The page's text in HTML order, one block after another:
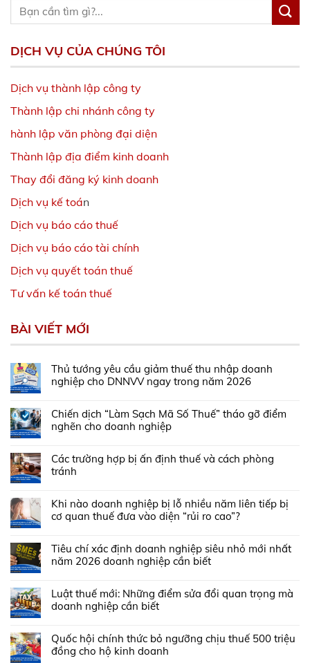
DỊCH VỤ CỦA CHÚNG TÔI
Dịch vụ thành lập công ty
Thành lập chi nhánh công ty
hành lập văn phòng đại diện
Thành lập địa điểm kinh doanh
Thay đổi đăng ký kinh doanh
Dịch vụ kế toán
Dịch vụ báo cáo thuế
Dịch vụ báo cáo tài chính
Dịch vụ quyết toán thuế
Tư vấn kế toán thuế
BÀI VIẾT MỚI
Thủ tướng yêu cầu giảm thuế thu nhập doanh
nghiệp cho DNNVV ngay trong năm 2026
Chiến dịch “Làm Sạch Mã Số Thuế” tháo gỡ điểm
nghẽn cho doanh nghiệp
Các trường hợp bị ấn định thuế và cách phòng
tránh
Khi nào doanh nghiệp bị lỗ nhiều năm liên tiếp bị
cơ quan thuế đưa vào diện “rủi ro cao”?
Tiêu chí xác định doanh nghiệp siêu nhỏ mới nhất
năm 2026 doanh nghiệp cần biết
Luật thuế mới: Những điểm sửa đổi quan trọng mà
doanh nghiệp cần biết
Quốc hội chính thức bỏ ngưỡng chịu thuế 500 triệu
đồng cho hộ kinh doanh